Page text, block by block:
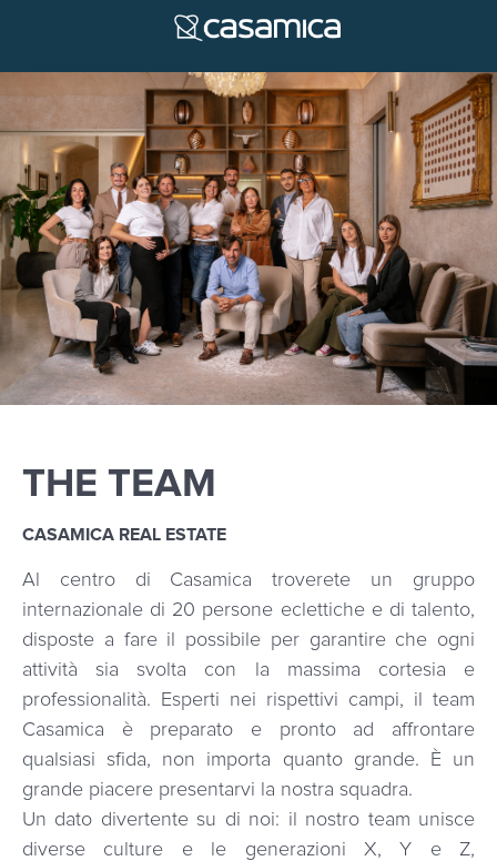
THE TEAM
CASAMICA REAL ESTATE
Al centro di Casamica troverete un gruppo
internazionale di 20 persone eclettiche e di talento,
disposte a fare il possibile per garantire che ogni
attività sia svolta con la massima cortesia e
professionalità. Esperti nei rispettivi campi, il team
Casamica è preparato e pronto ad affrontare
qualsiasi sfida, non importa quanto grande. È un
grande piacere presentarvi la nostra squadra.
Un dato divertente su di noi: il nostro team unisce
diverse culture e le generazioni X, Y e Z,